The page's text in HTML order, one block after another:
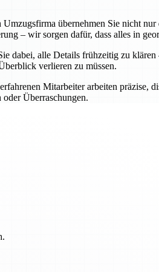
übernehmen Sie nicht
– wir sorgen dafür, dass alles in
dabei, alle Details frühzeitig zu
verlieren zu müssen.
Mitarbeiter arbeiten präzise,
Überraschungen.